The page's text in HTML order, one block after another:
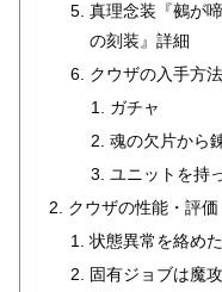
真理念装『鵺が
の刻装』詳細
クウザの入手方法
ガチャ
魂の欠片から
ユニットを持
クウザの性能・評価
状態異常を絡め
固有ジョブは魔